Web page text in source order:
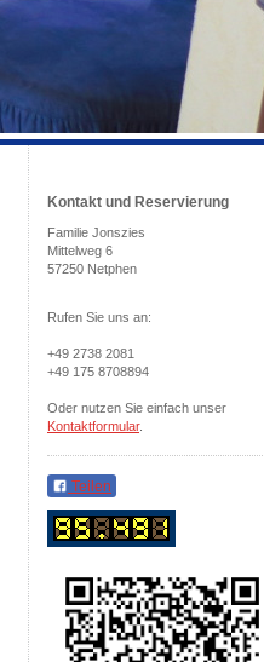
Kontakt und Reservierung
Familie Jonszies
Mittelweg 6
57250 Netphen
Rufen Sie uns an:
+49 2738 2081
+49 175 8708894
Oder nutzen Sie einfach unser
Kontaktformular.
Teilen